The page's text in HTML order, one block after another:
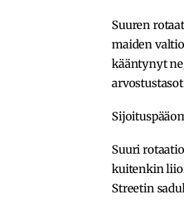
Suuren
maiden
kääntynyt
Suuri
kuitenkin
Streetin